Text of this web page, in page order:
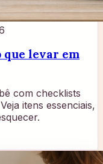
que levar em
com checklists
itens essenciais,